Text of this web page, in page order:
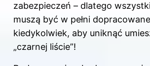
zabezpieczeń – dlatego
muszą być w pełni
kiedykolwiek, aby uniknąć
„czarnej liście”!